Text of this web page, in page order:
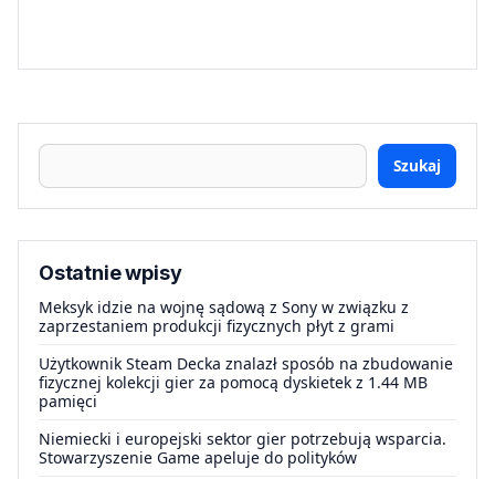
Szukaj
Ostatnie wpisy
Meksyk idzie na wojnę sądową z Sony w związku z
zaprzestaniem produkcji fizycznych płyt z grami
Użytkownik Steam Decka znalazł sposób na zbudowanie
fizycznej kolekcji gier za pomocą dyskietek z 1.44 MB
pamięci
Niemiecki i europejski sektor gier potrzebują wsparcia.
Stowarzyszenie Game apeluje do polityków